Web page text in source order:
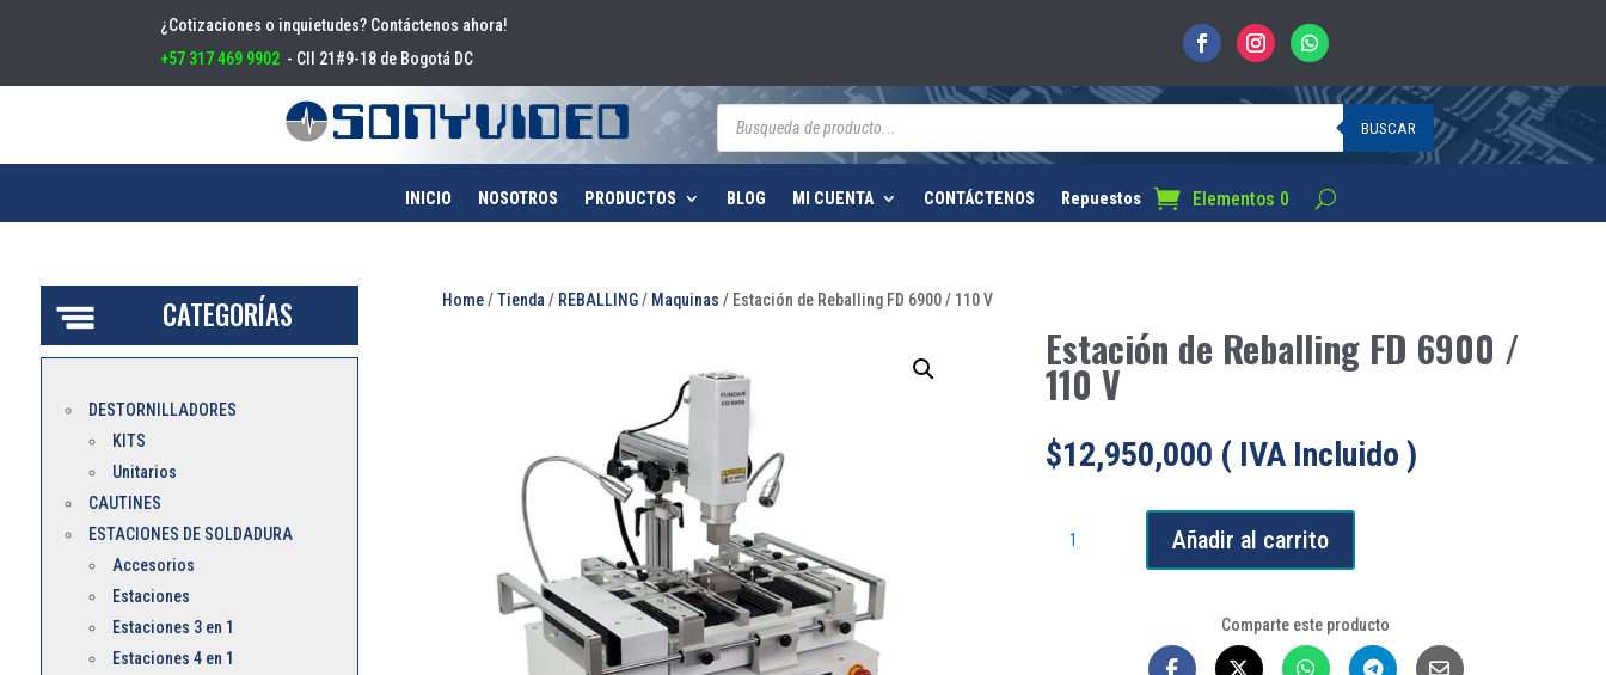
¿Cotizaciones o inquietudes? Contáctenos ahora!
+57 317 469 9902 - Cll 21#9-18 de Bogotá DC
Búsqueda
BUSCAR
INICIO NOSOTROS PRODUCTOS BLOG MI CUENTA CONTÁCTENOS Repuestos Elementos 0
CATEGORÍAS
DESTORNILLADORES
KITS
Unitarios
CAUTINES
ESTACIONES DE SOLDADURA
Accesorios
Estaciones
Estaciones 3 en 1
Estaciones 4 en 1
Home/Tienda / REBALLING/ Maquinas / Estación de Reballing FD 6900 / 110 V
Estación de Reballing FD 6900 /
110 V
$12,950,000 ( IVA Incluido )
Añadir al carrito
Comparte este producto